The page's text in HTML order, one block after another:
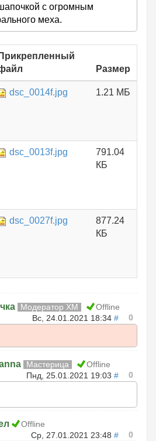
с огромным
меха.
Прикрепленный
Размер
dsc_0014f.jpg 1.21 МБ
dsc_0013f.jpg
791.04
КБ
dsc_0027f.jpg
877.24
КБ
Модератор ХМ
Offline
Вс, 24.01.2021 18:34 # 0
Мастерица
Offline
Пнд, 25.01.2021 19:03 # 0
Offline
Ср, 27.01.2021 23:48 # 0